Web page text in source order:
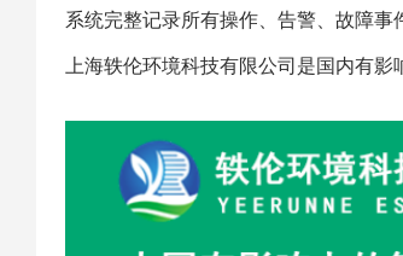
系统完整记录所有操作、告警、故障事
上海轶伦环境科技有限公司是国内有影